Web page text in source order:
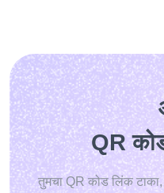
QR
तुमचा QR कोड लिंक टाका,